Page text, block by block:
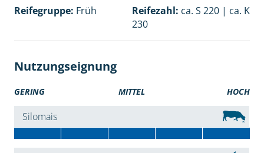
Reifegruppe: Früh Reifezahl: ca. S 220 | ca. K
230
Nutzungseignung
GERING MITTEL HOCH
Silomais